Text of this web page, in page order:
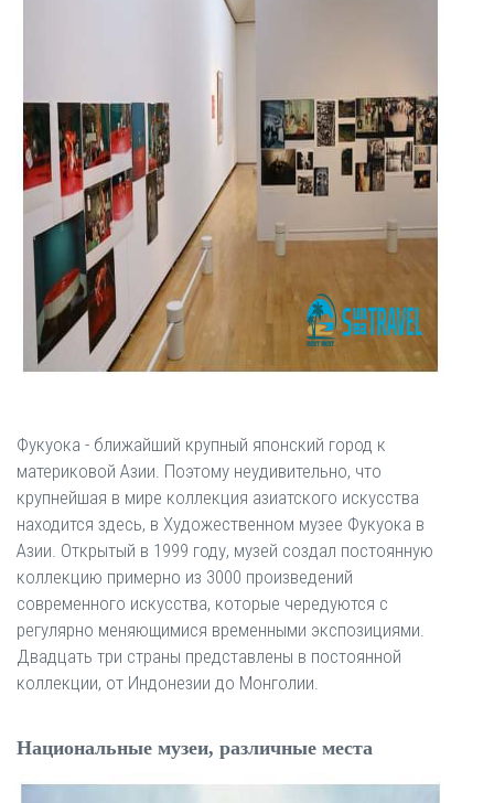
Фукуока - ближайший крупный японский город к
материковой Азии. Поэтому неудивительно, что
крупнейшая в мире коллекция азиатского искусства
находится здесь, в Художественном музее Фукуока в
Азии. Открытый в 1999 году, музей создал постоянную
коллекцию примерно из 3000 произведений
современного искусства, которые чередуются с
регулярно меняющимися временными экспозициями.
Двадцать три страны представлены в постоянной
коллекции, от Индонезии до Монголии.
Национальные музеи, различные места